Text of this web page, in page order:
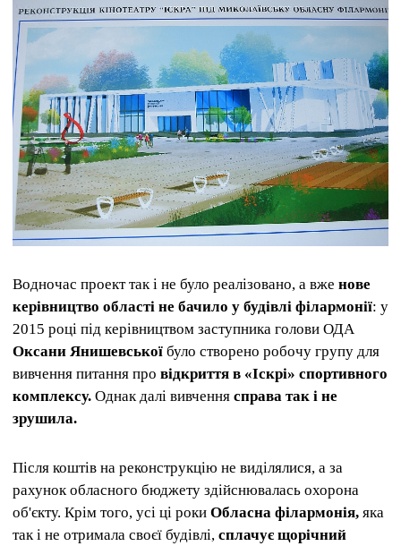
Водночас проект так і не було реалізовано, а вже нове
керівництво області не бачило у будівлі філармонії: у
2015 році під керівництвом заступника голови ОДА
Оксани Янишевської було створено робочу групу для
вивчення питання про відкриття в «Іскрі» спортивного
комплексу. Однак далі вивчення справа так і не
зрушила.
Після коштів на реконструкцію не виділялися, а за
рахунок обласного бюджету здійснювалась охорона
об'єкту. Крім того, усі ці роки Обласна філармонія, яка
так і не отримала своєї будівлі, сплачує щорічний